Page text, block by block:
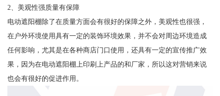
2、美观性强质量有保障
电动遮阳棚除了在质量方面会有很好的保障之外，美观性也很强，
在户外环境使用具有一定的装饰环境效果，并不会对周边环境造成
任何影响，尤其是在各种商店门口使用，还具有一定的宣传推广效
果，因为在电动遮阳棚上印刷上产品的和厂家，所以这对营销来说
也会有很好的促进作用。